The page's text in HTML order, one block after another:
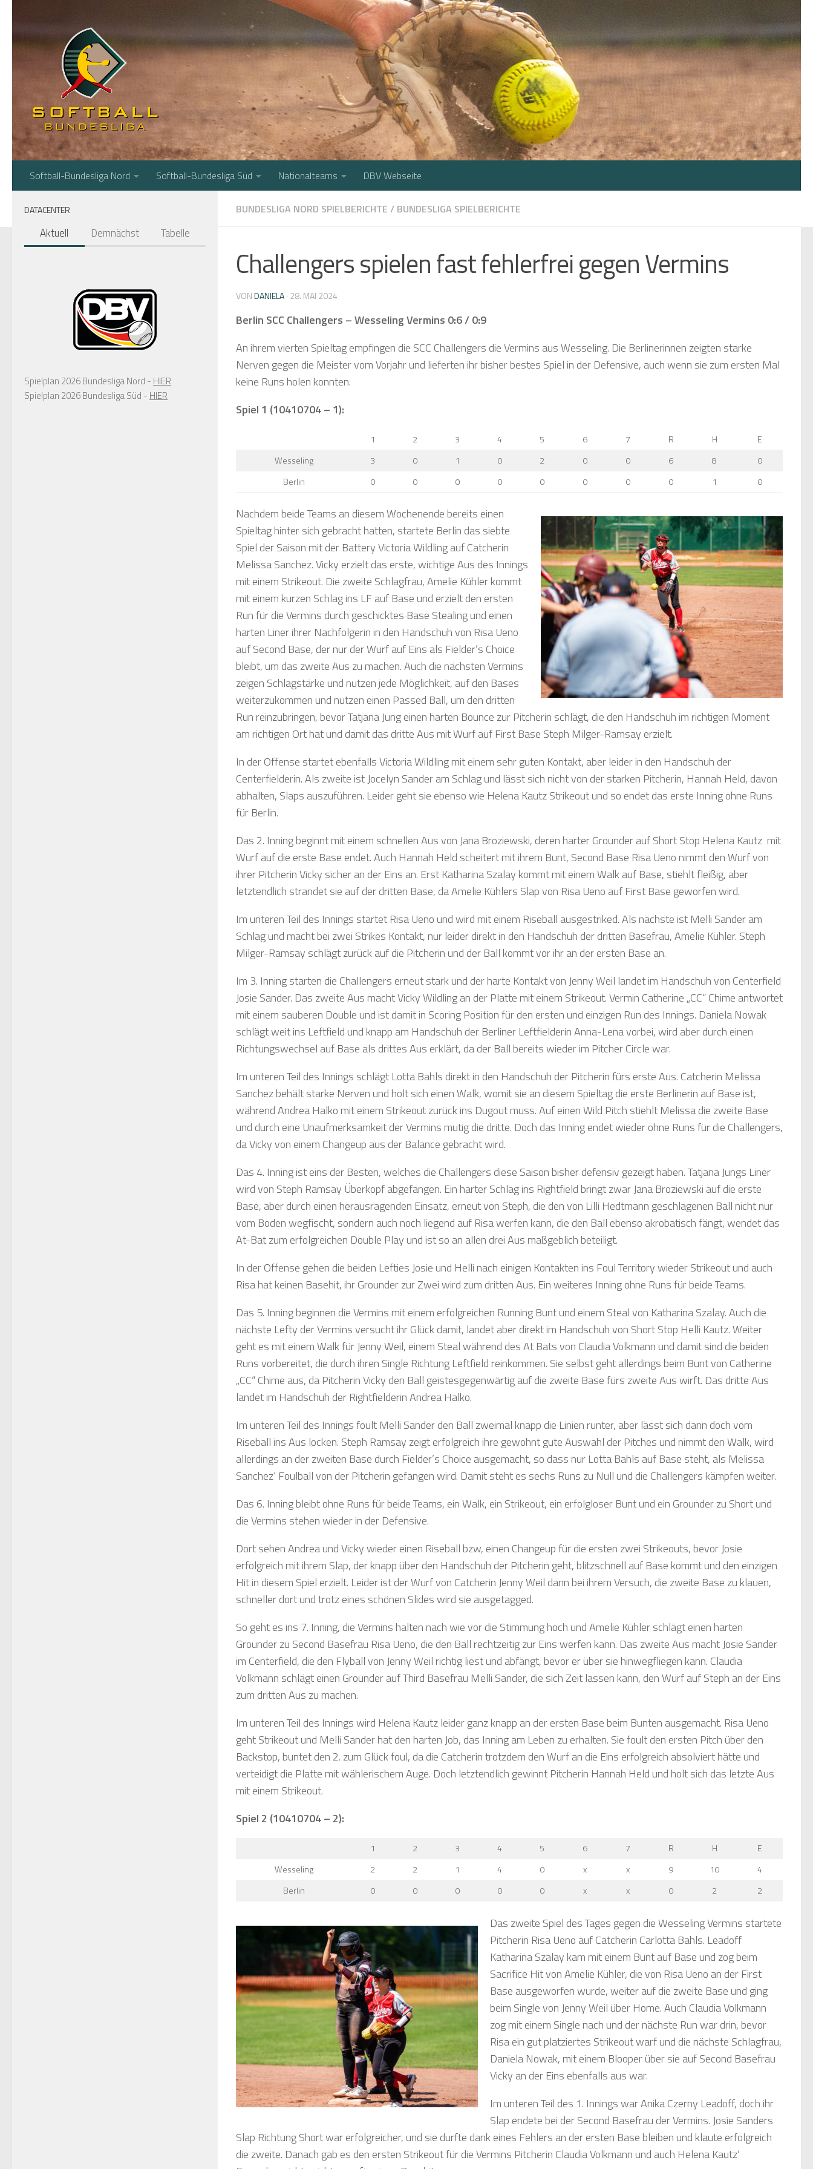
Softball-Bundesliga Nord Softball-Bundesliga Süd Nationalteams DBV Webseite
BUNDESLIGA NORD SPIELBERICHTE / BUNDESLIGA SPIELBERICHTE
Challengers spielen fast fehlerfrei gegen Vermins
VONDANIELA· 28. MAI 2024
Berlin SCC Challengers – Wesseling Vermins 0:6 / 0:9
An ihrem vierten Spieltag empfingen die SCC Challengers die Vermins aus Wesseling. Die Berlinerinnen zeigten starke
Nerven gegen die Meister vom Vorjahr und lieferten ihr bisher bestes Spiel in der Defensive, auch wenn sie zum ersten Mal
keine Runs holen konnten.
Spiel 1 (10410704 – 1):
1 2 3 4 5 6 7 R H
E
Wesseling
3 0 1 0 2 0 0 6 8
0
Berlin
0 0 0 0 0 0 0 0 1 0
Nachdem beide Teams an diesem Wochenende bereits einen
Spieltag hinter sich gebracht hatten, startete Berlin das siebte
Spiel der Saison mit der Battery Victoria Wildling auf Catcherin
Melissa Sanchez. Vicky erzielt das erste, wichtige Aus des Innings
mit einem Strikeout. Die zweite Schlagfrau, Amelie Kühler kommt
mit einem kurzen Schlag ins LF auf Base und erzielt den ersten
Run für die Vermins durch geschicktes Base Stealing und einen
harten Liner ihrer Nachfolgerin in den Handschuh von Risa Ueno
auf Second Base, der nur der Wurf auf Eins als Fielder’s Choice
bleibt, um das zweite Aus zu machen. Auch die nächsten Vermins
zeigen Schlagstärke und nutzen jede Möglichkeit, auf den Bases
weiterzukommen und nutzen einen Passed Ball, um den dritten
Run reinzubringen, bevor Tatjana Jung einen harten Bounce zur Pitcherin schlägt, die den Handschuh im richtigen Moment
am richtigen Ort hat und damit das dritte Aus mit Wurf auf First Base Steph Milger-Ramsay erzielt.
In der Offense startet ebenfalls Victoria Wildling mit einem sehr guten Kontakt, aber leider in den Handschuh der
Centerfielderin. Als zweite ist Jocelyn Sander am Schlag und lässt sich nicht von der starken Pitcherin, Hannah Held, davon
abhalten, Slaps auszuführen. Leider geht sie ebenso wie Helena Kautz Strikeout und so endet das erste Inning ohne Runs
für Berlin.
Das 2. Inning beginnt mit einem schnellen Aus von Jana Broziewski, deren harter Grounder auf Short Stop Helena Kautz mit
Wurf auf die erste Base endet. Auch Hannah Held scheitert mit ihrem Bunt, Second Base Risa Ueno nimmt den Wurf von
ihrer Pitcherin Vicky sicher an der Eins an. Erst Katharina Szalay kommt mit einem Walk auf Base, stiehlt fleißig, aber
letztendlich strandet sie auf der dritten Base, da Amelie Kühlers Slap von Risa Ueno auf First Base geworfen wird.
Im unteren Teil des Innings startet Risa Ueno und wird mit einem Riseball ausgestriked. Als nächste ist Melli Sander am
Schlag und macht bei zwei Strikes Kontakt, nur leider direkt in den Handschuh der dritten Basefrau, Amelie Kühler. Steph
Milger-Ramsay schlägt zurück auf die Pitcherin und der Ball kommt vor ihr an der ersten Base an.
Im 3. Inning starten die Challengers erneut stark und der harte Kontakt von Jenny Weil landet im Handschuh von Centerfield
Josie Sander. Das zweite Aus macht Vicky Wildling an der Platte mit einem Strikeout. Vermin Catherine „CC“ Chime antwortet
mit einem sauberen Double und ist damit in Scoring Position für den ersten und einzigen Run des Innings. Daniela Nowak
schlägt weit ins Leftfield und knapp am Handschuh der Berliner Leftfielderin Anna-Lena vorbei, wird aber durch einen
Richtungswechsel auf Base als drittes Aus erklärt, da der Ball bereits wieder im Pitcher Circle war.
Im unteren Teil des Innings schlägt Lotta Bahls direkt in den Handschuh der Pitcherin fürs erste Aus. Catcherin Melissa
Sanchez behält starke Nerven und holt sich einen Walk, womit sie an diesem Spieltag die erste Berlinerin auf Base ist,
während Andrea Halko mit einem Strikeout zurück ins Dugout muss. Auf einen Wild Pitch stiehlt Melissa die zweite Base
und durch eine Unaufmerksamkeit der Vermins mutig die dritte. Doch das Inning endet wieder ohne Runs für die Challengers,
da Vicky von einem Changeup aus der Balance gebracht wird.
Das 4. Inning ist eins der Besten, welches die Challengers diese Saison bisher defensiv gezeigt haben. Tatjana Jungs Liner
wird von Steph Ramsay Überkopf abgefangen. Ein harter Schlag ins Rightfield bringt zwar Jana Broziewski auf die erste
Base, aber durch einen herausragenden Einsatz, erneut von Steph, die den von Lilli Hedtmann geschlagenen Ball nicht nur
vom Boden wegfischt, sondern auch noch liegend auf Risa werfen kann, die den Ball ebenso akrobatisch fängt, wendet das
At-Bat zum erfolgreichen Double Play und ist so an allen drei Aus maßgeblich beteiligt.
In der Offense gehen die beiden Lefties Josie und Helli nach einigen Kontakten ins Foul Territory wieder Strikeout und auch
Risa hat keinen Basehit, ihr Grounder zur Zwei wird zum dritten Aus. Ein weiteres Inning ohne Runs für beide Teams.
Das 5. Inning beginnen die Vermins mit einem erfolgreichen Running Bunt und einem Steal von Katharina Szalay. Auch die
nächste Lefty der Vermins versucht ihr Glück damit, landet aber direkt im Handschuh von Short Stop Helli Kautz. Weiter
geht es mit einem Walk für Jenny Weil, einem Steal während des At Bats von Claudia Volkmann und damit sind die beiden
Runs vorbereitet, die durch ihren Single Richtung Leftfield reinkommen. Sie selbst geht allerdings beim Bunt von Catherine
„CC“ Chime aus, da Pitcherin Vicky den Ball geistesgegenwärtig auf die zweite Base fürs zweite Aus wirft. Das dritte Aus
landet im Handschuh der Rightfielderin Andrea Halko.
Im unteren Teil des Innings foult Melli Sander den Ball zweimal knapp die Linien runter, aber lässt sich dann doch vom
Riseball ins Aus locken. Steph Ramsay zeigt erfolgreich ihre gewohnt gute Auswahl der Pitches und nimmt den Walk, wird
allerdings an der zweiten Base durch Fielder’s Choice ausgemacht, so dass nur Lotta Bahls auf Base steht, als Melissa
Sanchez‘ Foulball von der Pitcherin gefangen wird. Damit steht es sechs Runs zu Null und die Challengers kämpfen weiter.
Das 6. Inning bleibt ohne Runs für beide Teams, ein Walk, ein Strikeout, ein erfolgloser Bunt und ein Grounder zu Short und
die Vermins stehen wieder in der Defensive.
Dort sehen Andrea und Vicky wieder einen Riseball bzw, einen Changeup für die ersten zwei Strikeouts, bevor Josie
erfolgreich mit ihrem Slap, der knapp über den Handschuh der Pitcherin geht, blitzschnell auf Base kommt und den einzigen
Hit in diesem Spiel erzielt. Leider ist der Wurf von Catcherin Jenny Weil dann bei ihrem Versuch, die zweite Base zu klauen,
schneller dort und trotz eines schönen Slides wird sie ausgetagged.
So geht es ins 7. Inning, die Vermins halten nach wie vor die Stimmung hoch und Amelie Kühler schlägt einen harten
Grounder zu Second Basefrau Risa Ueno, die den Ball rechtzeitig zur Eins werfen kann. Das zweite Aus macht Josie Sander
im Centerfield, die den Flyball von Jenny Weil richtig liest und abfängt, bevor er über sie hinwegfliegen kann. Claudia
Volkmann schlägt einen Grounder auf Third Basefrau Melli Sander, die sich Zeit lassen kann, den Wurf auf Steph an der Eins
zum dritten Aus zu machen.
Im unteren Teil des Innings wird Helena Kautz leider ganz knapp an der ersten Base beim Bunten ausgemacht. Risa Ueno
geht Strikeout und Melli Sander hat den harten Job, das Inning am Leben zu erhalten. Sie foult den ersten Pitch über den
Backstop, buntet den 2. zum Glück foul, da die Catcherin trotzdem den Wurf an die Eins erfolgreich absolviert hätte und
verteidigt die Platte mit wählerischem Auge. Doch letztendlich gewinnt Pitcherin Hannah Held und holt sich das letzte Aus
mit einem Strikeout.
Spiel 2 (10410704 – 2):
1 2 3 4 5 6 7 R H
E
Wesseling
2 2 1 4 0 x x 9 10
4
Berlin
0 0 0 0 0 x x 0 2 2
Das zweite Spiel des Tages gegen die Wesseling Vermins startete
Pitcherin Risa Ueno auf Catcherin Carlotta Bahls. Leadoff
Katharina Szalay kam mit einem Bunt auf Base und zog beim
Sacrifice Hit von Amelie Kühler, die von Risa Ueno an der First
Base ausgeworfen wurde, weiter auf die zweite Base und ging
beim Single von Jenny Weil über Home. Auch Claudia Volkmann
zog mit einem Single nach und der nächste Run war drin, bevor
Risa ein gut platziertes Strikeout warf und die nächste Schlagfrau,
Daniela Nowak, mit einem Blooper über sie auf Second Basefrau
Vicky an der Eins ebenfalls aus war.
Im unteren Teil des 1. Innings war Anika Czerny Leadoff, doch ihr
Slap endete bei der Second Basefrau der Vermins. Josie Sanders
Slap Richtung Short war erfolgreicher, und sie durfte dank eines Fehlers an der ersten Base bleiben und klaute erfolgreich
die zweite. Danach gab es den ersten Strikeout für die Vermins Pitcherin Claudia Volkmann und auch Helena Kautz‘
DATACENTER
Aktuell Demnächst Tabelle
Spielplan 2026 Bundesliga Nord - HIER
Spielplan 2026 Bundesliga Süd - HIER